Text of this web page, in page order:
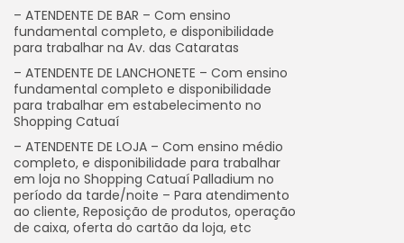
– ATENDENTE DE BAR – Com ensino
fundamental completo, e disponibilidade
para trabalhar na Av. das Cataratas
– ATENDENTE DE LANCHONETE – Com ensino
fundamental completo e disponibilidade
para trabalhar em estabelecimento no
Shopping Catuaí
– ATENDENTE DE LOJA – Com ensino médio
completo, e disponibilidade para trabalhar
em loja no Shopping Catuaí Palladium no
período da tarde/noite – Para atendimento
ao cliente, Reposição de produtos, operação
de caixa, oferta do cartão da loja, etc